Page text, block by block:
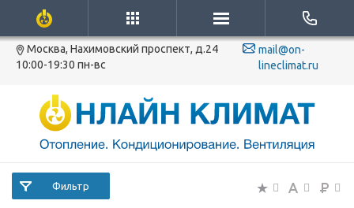
Москва, Нахимовский проспект, д.24
10:00-19:30 пн-вс
mail@on-
lineclimat.ru
Фильтр